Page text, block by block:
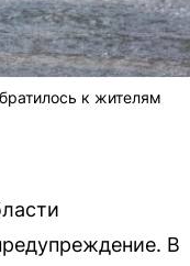
к жителям
В